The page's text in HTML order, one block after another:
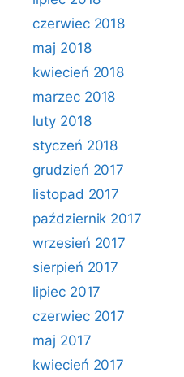
czerwiec 2018
maj 2018
kwiecień 2018
marzec 2018
luty 2018
styczeń 2018
grudzień 2017
listopad 2017
październik 2017
wrzesień 2017
sierpień 2017
lipiec 2017
czerwiec 2017
maj 2017
kwiecień 2017